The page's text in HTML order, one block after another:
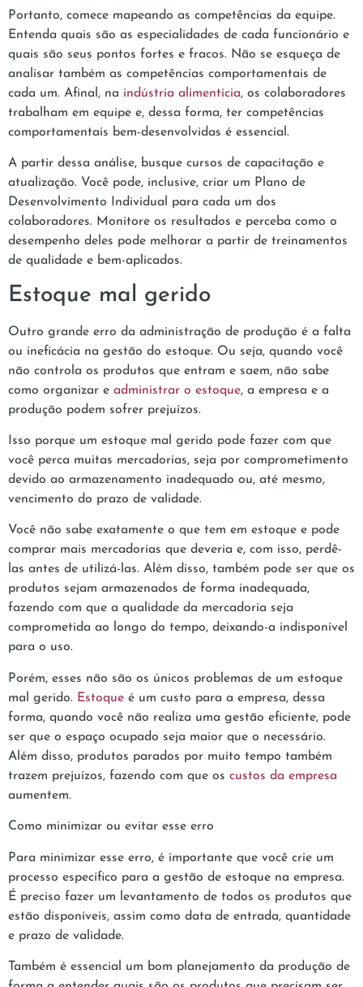
Portanto, comece mapeando as competências da equipe.
Entenda quais são as especialidades de cada funcionário e
quais são seus pontos fortes e fracos. Não se esqueça de
analisar também as competências comportamentais de
cada um. Afinal, na indústria alimentícia, os colaboradores
trabalham em equipe e, dessa forma, ter competências
comportamentais bem-desenvolvidas é essencial.
A partir dessa análise, busque cursos de capacitação e
atualização. Você pode, inclusive, criar um Plano de
Desenvolvimento Individual para cada um dos
colaboradores. Monitore os resultados e perceba como o
desempenho deles pode melhorar a partir de treinamentos
de qualidade e bem-aplicados.
Estoque mal gerido
Outro grande erro da administração de produção é a falta
ou ineficácia na gestão do estoque. Ou seja, quando você
não controla os produtos que entram e saem, não sabe
como organizar e administrar o estoque, a empresa e a
produção podem sofrer prejuízos.
Isso porque um estoque mal gerido pode fazer com que
você perca muitas mercadorias, seja por comprometimento
devido ao armazenamento inadequado ou, até mesmo,
vencimento do prazo de validade.
Você não sabe exatamente o que tem em estoque e pode
comprar mais mercadorias que deveria e, com isso, perdê-
las antes de utilizá-las. Além disso, também pode ser que os
produtos sejam armazenados de forma inadequada,
fazendo com que a qualidade da mercadoria seja
comprometida ao longo do tempo, deixando-a indisponível
para o uso.
Porém, esses não são os únicos problemas de um estoque
mal gerido. Estoque é um custo para a empresa, dessa
forma, quando você não realiza uma gestão eficiente, pode
ser que o espaço ocupado seja maior que o necessário.
Além disso, produtos parados por muito tempo também
trazem prejuízos, fazendo com que os custos da empresa
aumentem.
Como minimizar ou evitar esse erro
Para minimizar esse erro, é importante que você crie um
processo específico para a gestão de estoque na empresa.
É preciso fazer um levantamento de todos os produtos que
estão disponíveis, assim como data de entrada, quantidade
e prazo de validade.
Também é essencial um bom planejamento da produção de